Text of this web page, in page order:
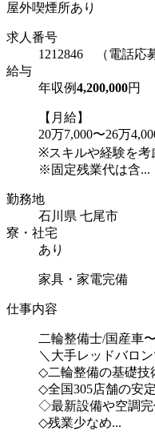
屋外喫煙所あり
求人番号
1212846 （電話応
給与
年収例4,200,000円
【月給】
20万7,000〜26万
※スキルや経験を考
※固定残業代は含...
勤務地
石川県 七尾市
寮・社宅
あり
家具・家電完備
仕事内容
二輪整備士/国産車
＼大手レッドバロ
◇二輪整備の基礎技
◇全国305店舗の安
◇最新設備や空調完
◇残業少なめ...